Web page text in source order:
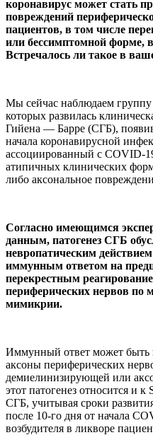
коронавирус может стать
повреждений
пациентов, в том числе
или бессимптомной форме,
Встречалось ли такое в
Мы сейчас наблюдаем группу
которых развилась
Гийена — Барре (СГБ),
начала коронавирусной
ассоциированный с COVID-
атипичных клинических
либо аксональное
Согласно имеющимся
данным, патогенез СГБ
невропатическим
иммунным ответом на
перекрестным
периферических нервов по
мимикрии.
Иммунный ответ может быть
аксоны периферических
демиелинизирующей или
этот патогенез относится и
СГБ, учитывая сроки
после 10-го дня от начала
возбудителя в ликворе